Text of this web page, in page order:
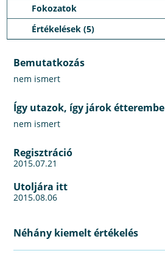
Fokozatok
Értékelések (5)
Bemutatkozás
nem ismert
Így utazok, így járok étterembe
nem ismert
Regisztráció
2015.07.21
Utoljára itt
2015.08.06
Néhány kiemelt értékelés